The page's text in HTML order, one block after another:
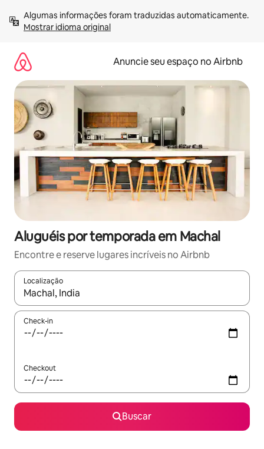
para
Mostrar idioma original
Anuncie seu espaço no Airbnb
Aluguéis por temporada em Machal
Encontre e reserve lugares incríveis no Airbnb
Localização
Quando os resultados estiverem disponíveis, explore-os
Check-in
Checkout
Buscar